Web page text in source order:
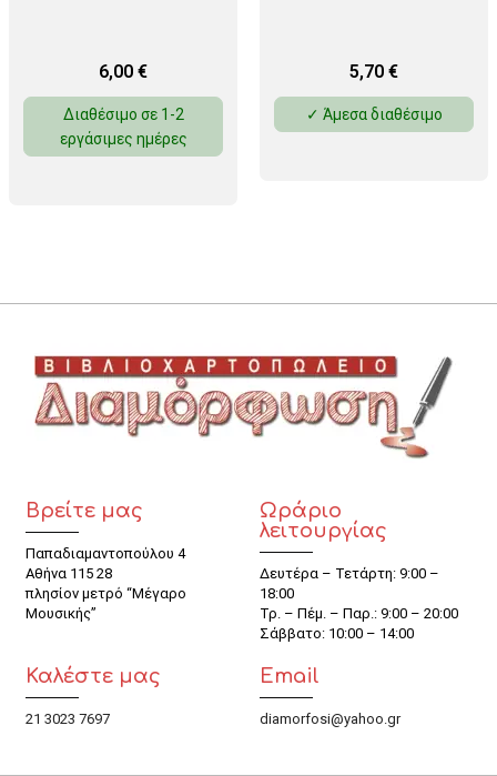
6,00 €
Διαθέσιμο σε 1-2
εργάσιμες ημέρες
5,70 €
✓ Άμεσα διαθέσιμο
Βρείτε μας
Παπαδιαμαντοπούλου 4
Αθήνα 115 28
πλησίον μετρό “Μέγαρο
Μουσικής”
Ωράριο
λειτουργίας
Δευτέρα – Τετάρτη: 9:00 –
18:00
Τρ. – Πέμ. – Παρ.: 9:00 – 20:00
Σάββατο: 10:00 – 14:00
Καλέστε μας
21 3023 7697
Email
diamorfosi@yahoo.gr